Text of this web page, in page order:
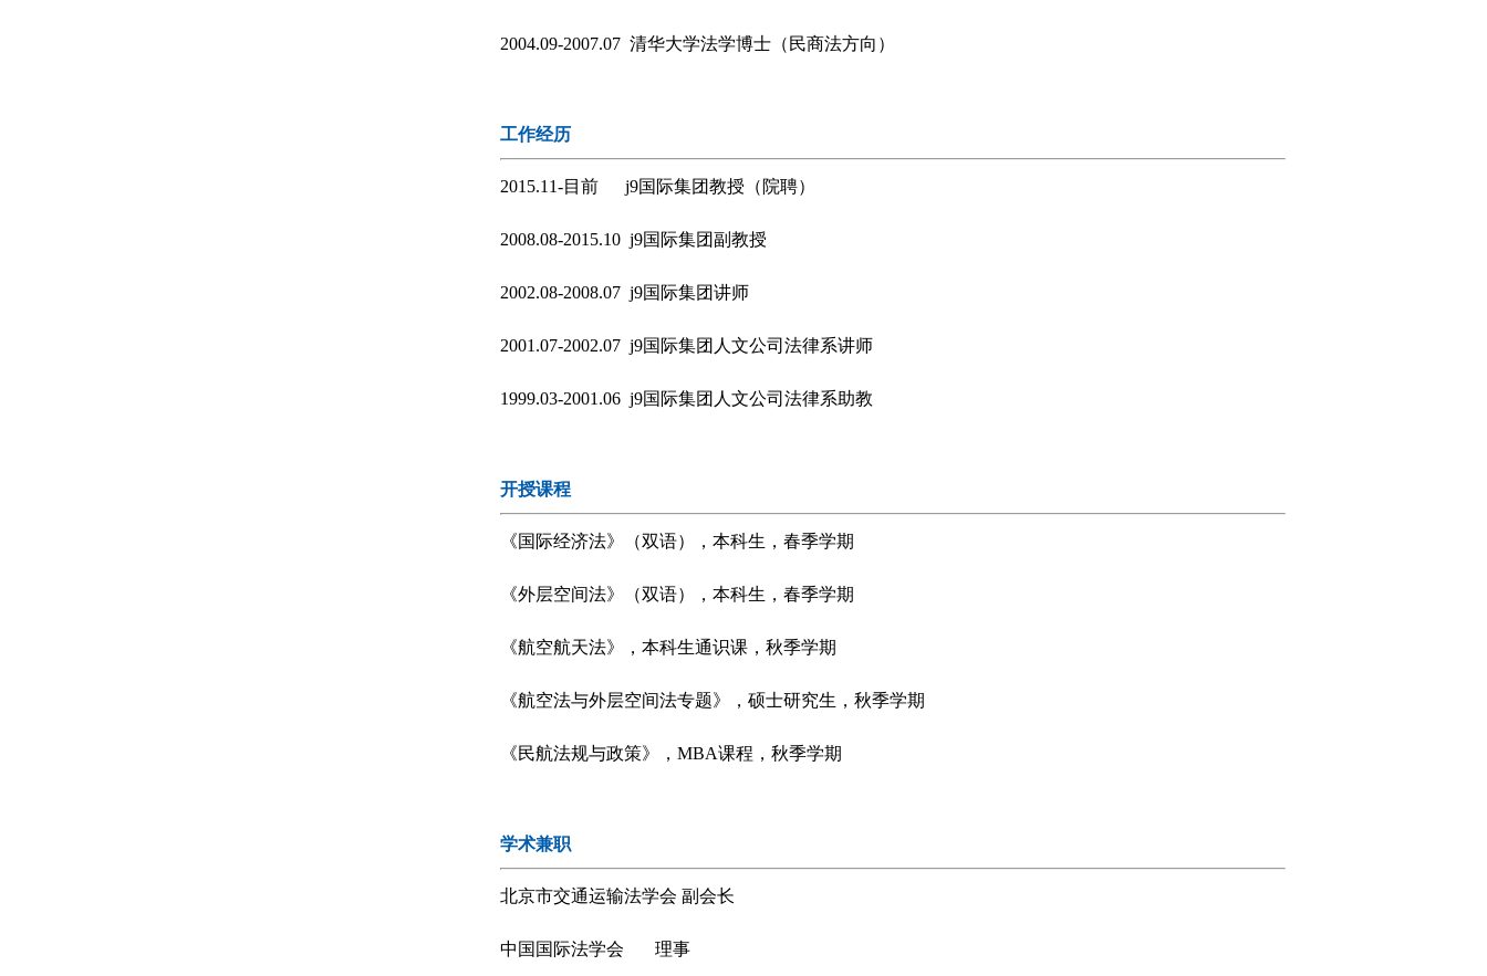
2004.09-2007.07 清华大学法学博士（民商法方向）
工作经历
2015.11-目前 j9国际集团教授（院聘）
2008.08-2015.10 j9国际集团副教授
2002.08-2008.07 j9国际集团讲师
2001.07-2002.07 j9国际集团人文公司法律系讲师
1999.03-2001.06 j9国际集团人文公司法律系助教
开授课程
《国际经济法》（双语），本科生，春季学期
《外层空间法》（双语），本科生，春季学期
《航空航天法》，本科生通识课，秋季学期
《航空法与外层空间法专题》，硕士研究生，秋季学期
《民航法规与政策》，MBA课程，秋季学期
学术兼职
北京市交通运输法学会 副会长
中国国际法学会 理事